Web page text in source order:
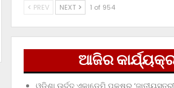
PREV NEXT 1 of 954
ଆଜିର